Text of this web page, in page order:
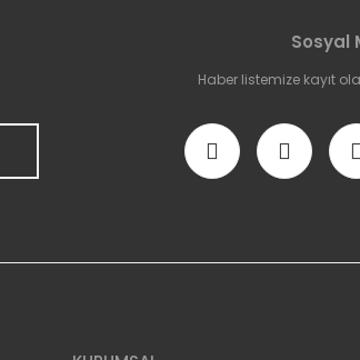
Sosyal
Haber listemize kayıt